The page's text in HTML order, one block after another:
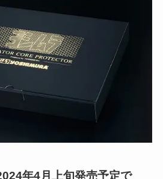
年4月上旬発売予定で